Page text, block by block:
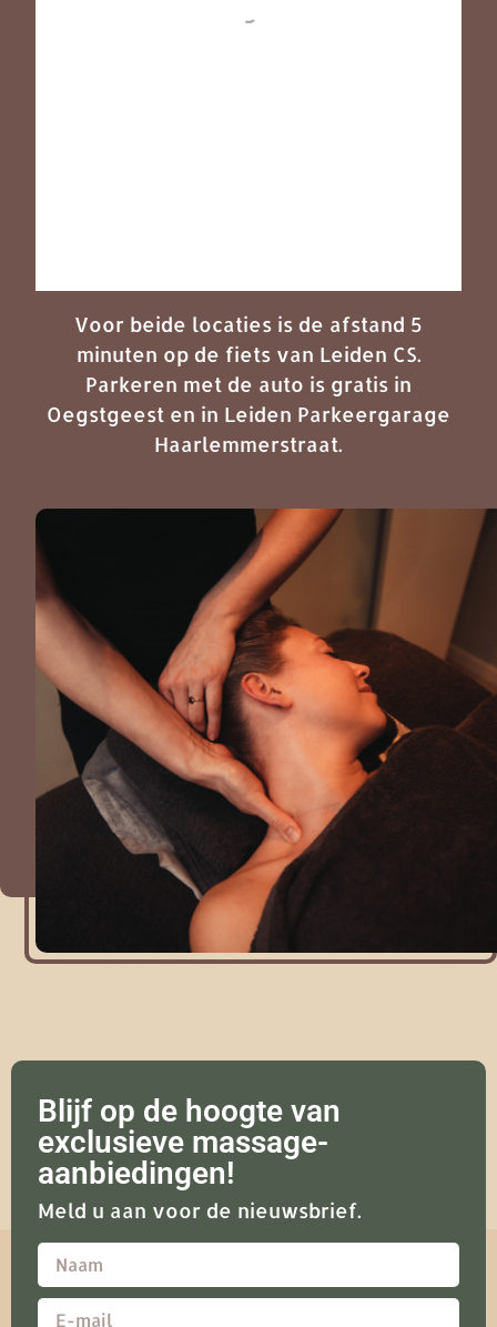
Voor beide locaties is de afstand 5
minuten op de fiets van Leiden CS.
Parkeren met de auto is gratis in
Oegstgeest en in Leiden Parkeergarage
Haarlemmerstraat.
Blijf op de hoogte van
exclusieve massage-
aanbiedingen!
Meld u aan voor de nieuwsbrief.